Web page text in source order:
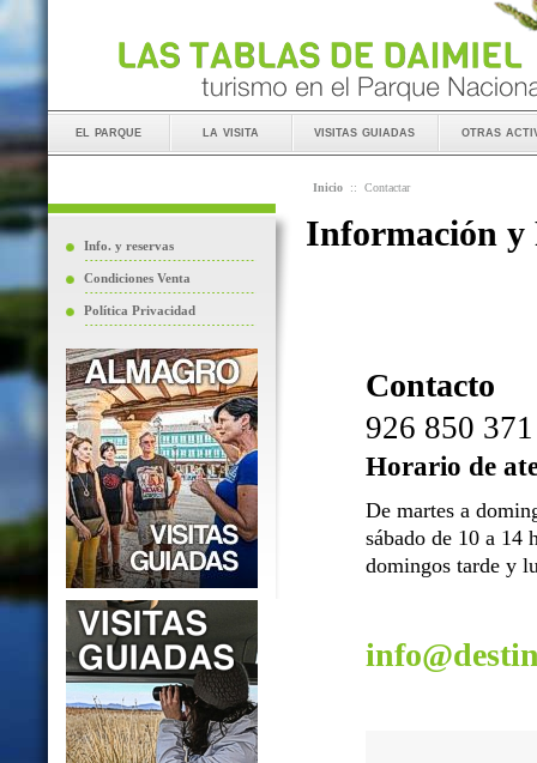
el parque la visita visitas guiadas otras
Info. y reservas
Condiciones Venta
Política Privacidad
Inicio :: Contactar
Información y
Contacto
926 850 371
Horario de
De martes a
sábado de 10 a 14
domingos tarde y